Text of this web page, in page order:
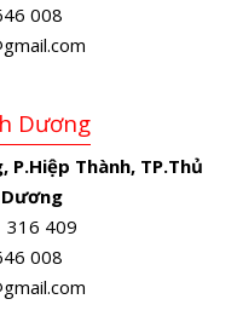
008
Dương
P.Hiệp Thành, TP.Thủ
409
008